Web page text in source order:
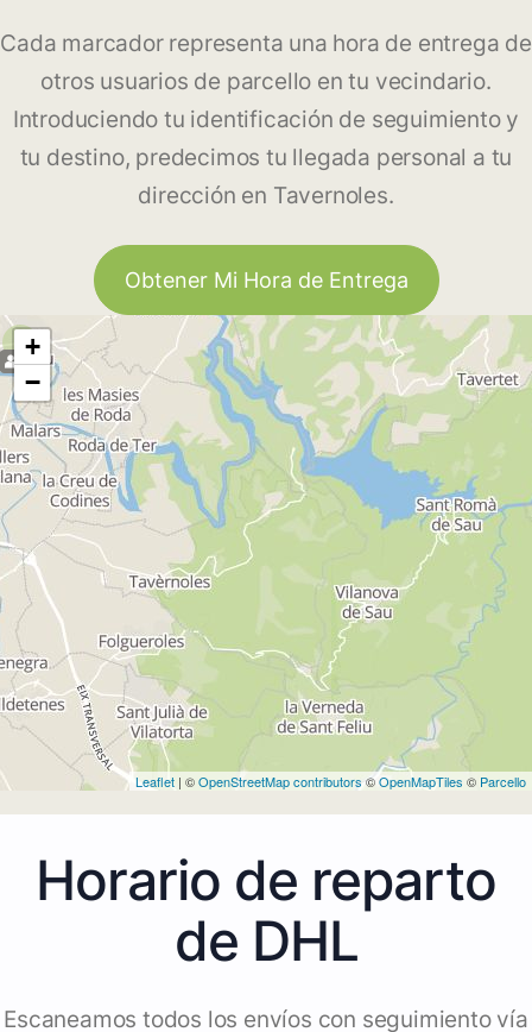
Cada marcador representa una hora de entrega de
otros usuarios de parcello en tu vecindario.
Introduciendo tu identificación de seguimiento y
tu destino, predecimos tu llegada personal a tu
dirección en Tavernoles.
Obtener Mi Hora de Entrega
+
−
Leaflet | ©OpenStreetMap contributors©OpenMapTiles © Parcello
Horario de reparto
de DHL
Escaneamos todos los envíos con seguimiento vía